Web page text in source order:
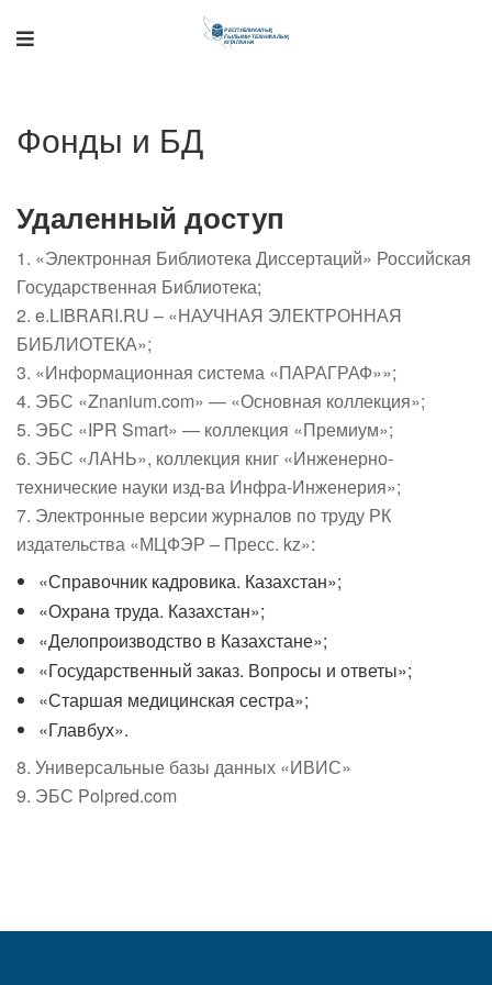
Фонды и БД
Удаленный доступ
1. «Электронная Библиотека Диссертаций» Российская
Государственная Библиотека;
2. e.LIBRARI.RU – «НАУЧНАЯ ЭЛЕКТРОННАЯ
БИБЛИОТЕКА»;
3. «Информационная система «ПАРАГРАФ»»;
4. ЭБС «Znanium.com» — «Основная коллекция»;
5. ЭБС «IPR Smart» — коллекция «Премиум»;
6. ЭБС «ЛАНЬ», коллекция книг «Инженерно-
технические науки изд-ва Инфра-Инженерия»;
7. Электронные версии журналов по труду РК
издательства «МЦФЭР – Пресс. kz»:
«Справочник кадровика. Казахстан»;
«Охрана труда. Казахстан»;
«Делопроизводство в Казахстане»;
«Государственный заказ. Вопросы и ответы»;
«Старшая медицинская сестра»;
«Главбух».
8. Универсальные базы данных «ИВИС»
9. ЭБС Polpred.com